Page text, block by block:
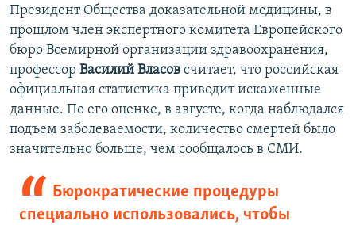
Президент Общества доказательной медицины, в
прошлом член экспертного комитета Европейского
бюро Всемирной организации здравоохранения,
профессор Василий Власов считает, что российская
официальная статистика приводит искаженные
данные. По его оценке, в августе, когда наблюдался
подъем заболеваемости, количество смертей было
значительно больше, чем сообщалось в СМИ.
Бюрократические процедуры
специально использовались, чтобы